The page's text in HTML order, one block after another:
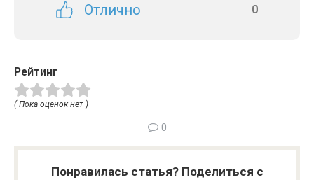
Отлично 0
Рейтинг
( Пока оценок нет )
0
Понравилась статья? Поделиться с